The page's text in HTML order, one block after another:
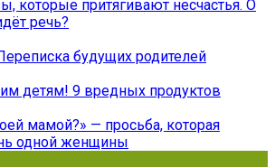
которые притягивают несчастья. О
речь?
будущих родителей
детям! 9 вредных продуктов
мамой?» — просьба, которая
одной женщины